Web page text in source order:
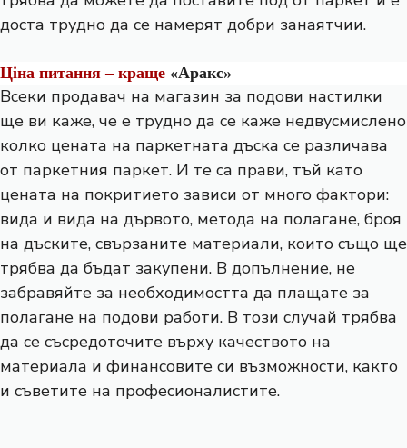
доста трудно да се намерят добри занаятчии.
Ціна питання – краще «Аракс»
Всеки продавач на магазин за подови настилки
ще ви каже, че е трудно да се каже недвусмислено
колко цената на паркетната дъска се различава
от паркетния паркет. И те са прави, тъй като
цената на покритието зависи от много фактори:
вида и вида на дървото, метода на полагане, броя
на дъските, свързаните материали, които също ще
трябва да бъдат закупени. В допълнение, не
забравяйте за необходимостта да плащате за
полагане на подови работи. В този случай трябва
да се съсредоточите върху качеството на
материала и финансовите си възможности, както
и съветите на професионалистите.